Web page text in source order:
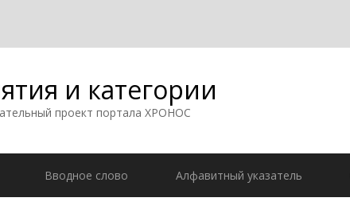
и категории
проект портала ХРОНОС
Вводное слово Алфавитный указатель